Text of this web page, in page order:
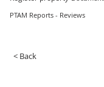
PTAM Reports - Reviews
< Back